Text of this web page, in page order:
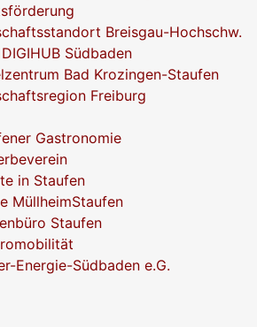
Breisgau-Hochschw.
DIGIHUB Südbaden
Bad Krozingen-Staufen
Freiburg
Gastronomie
in Staufen
MüllheimStaufen
Staufen
Energie-Südbaden e.G.